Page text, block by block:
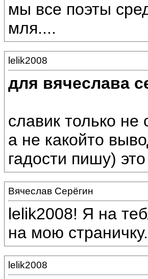
мы все поэты
мля....
lelik2008
для вячеслава
славик только не
а не какойто
гадости пишу)
Вячеслав Серёгин
lelik2008! Я на
на мою страничку.
lelik2008